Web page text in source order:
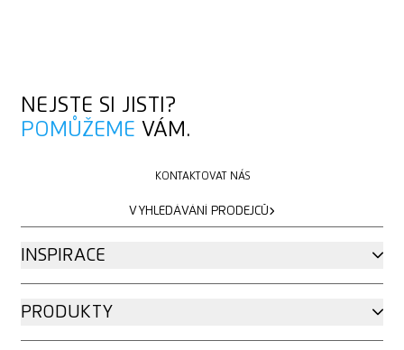
NEJSTE SI JISTI?
POMŮŽEME VÁM.
KONTAKTOVAT NÁS
VYHLEDÁVÁNÍ PRODEJCŮ
INSPIRACE
PRODUKTY